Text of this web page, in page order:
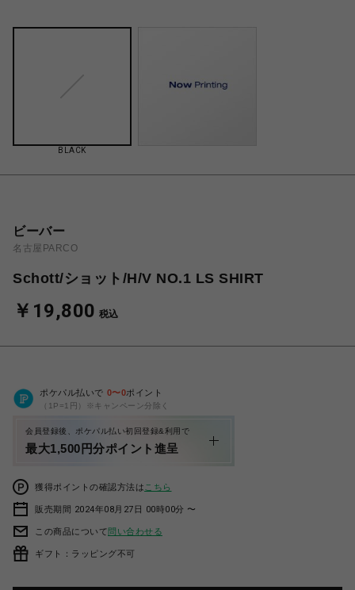
BLACK
ビーバー
名古屋PARCO
Schott/ショット/H/V NO.1 LS SHIRT
￥19,800 税込
ポケパル払いで 0〜0ポイント
（1P=1円）※キャンペーン分除く
会員登録後、ポケパル払い初回登録&利用で
最大1,500円分ポイント進呈
獲得ポイントの確認方法は こちら
販売期間 2024年08月27日 00時00分 〜
この商品について問い合わせる
ギフト：ラッピング不可